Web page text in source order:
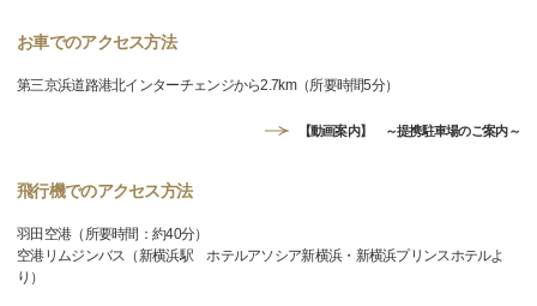
お車でのアクセス方法
第三京浜道路港北インターチェンジから2.7km（所要時間5分）
【動画案内】 ～提携駐車場のご案内～
飛行機でのアクセス方法
羽田空港（所要時間：約40分）
空港リムジンバス（新横浜駅 ホテルアソシア新横浜・新横浜プリンスホテルよ
り）